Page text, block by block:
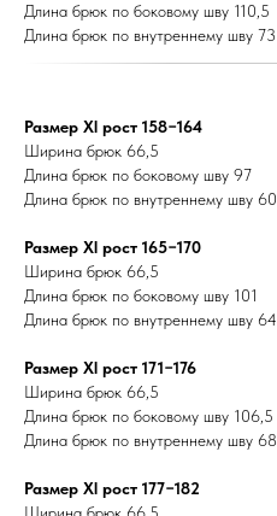
Длина брюк по боковому шву 110,5
Длина брюк по внутреннему шву 73
Размер Xl рост 158−164
Ширина брюк 66,5
Длина брюк по боковому шву 97
Длина брюк по внутреннему шву 60
Размер Xl рост 165−170
Ширина брюк 66,5
Длина брюк по боковому шву 101
Длина брюк по внутреннему шву 64
Размер Xl рост 171−176
Ширина брюк 66,5
Длина брюк по боковому шву 106,5
Длина брюк по внутреннему шву 68
Размер Xl рост 177−182